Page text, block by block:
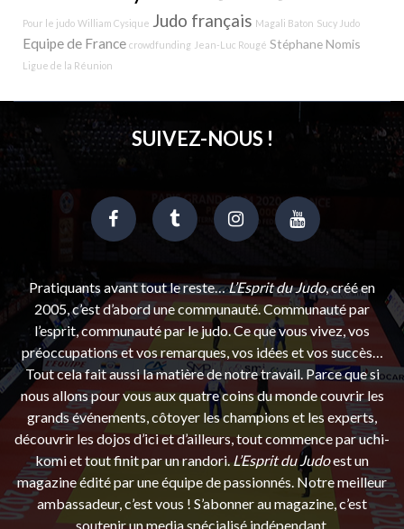
Pour le judo William Cysique Judo français Magali Baton Sucy Judo
Equipe de France crowdfunding Jean-Luc Rougé Stéphane Nomis
Ligue de la Réunion
SUIVEZ-NOUS !
Pratiquants avant tout le reste…L’Esprit du Judo, créé en
2005, c’est d’abord une communauté. Communauté par
l’esprit, communauté par le judo. Ce que vous vivez, vos
préoccupations et vos remarques, vos idées et vos succès…
Tout cela fait aussi la matière de notre travail. Parce que si
nous allons pour vous aux quatre coins du monde couvrir les
grands événements, côtoyer les champions et les experts,
découvrir les dojos d’ici et d’ailleurs, tout commence par uchi-
komi et tout finit par un randori.L’Esprit du Judoest un
magazine édité par une équipe de passionnés. Notre meilleur
ambassadeur, c’est vous ! S’abonner au magazine, c’est
soutenir un media spécialisé indépendant.